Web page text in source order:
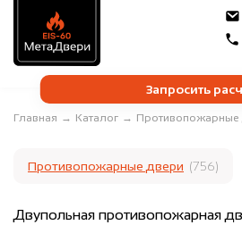
Запросить
Главная → Каталог → Противопожарные
Противопожарные двери (756)
Двупольная противопожарная